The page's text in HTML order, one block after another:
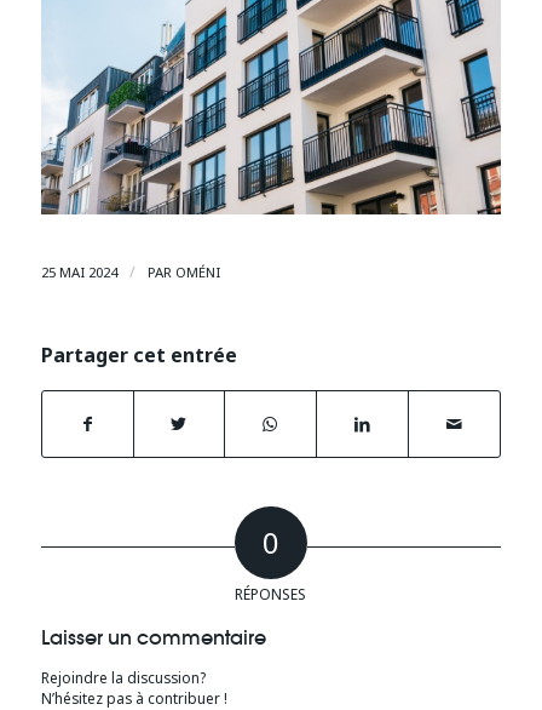
25 MAI 2024 / PAR OMÉNI
Partager cet entrée
0
RÉPONSES
Laisser un commentaire
Rejoindre la discussion?
N’hésitez pas à contribuer !